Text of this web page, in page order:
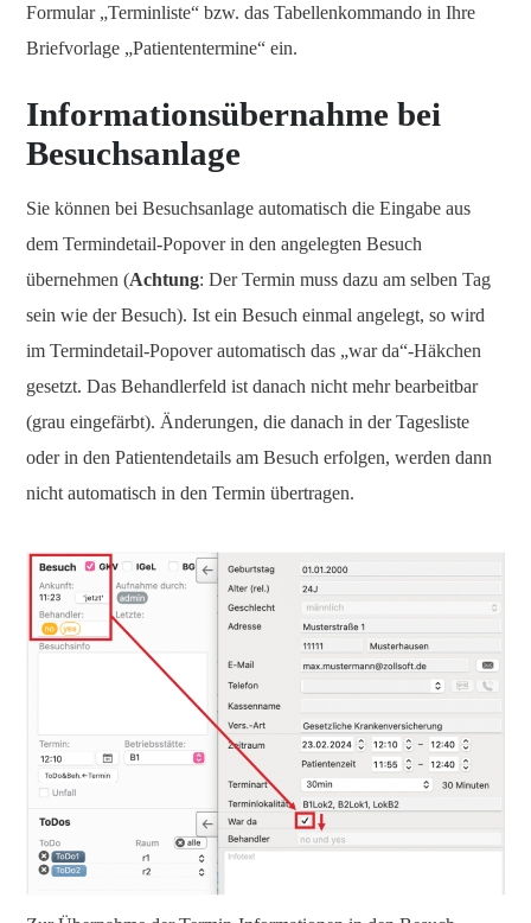
Formular „Terminliste“ bzw. das Tabellenkommando in Ihre
Briefvorlage „Patiententermine“ ein.
Informationsübernahme bei
Besuchsanlage
Sie können bei Besuchsanlage automatisch die Eingabe aus
dem Termindetail-Popover in den angelegten Besuch
übernehmen (Achtung: Der Termin muss dazu am selben Tag
sein wie der Besuch). Ist ein Besuch einmal angelegt, so wird
im Termindetail-Popover automatisch das „war da“-Häkchen
gesetzt. Das Behandlerfeld ist danach nicht mehr bearbeitbar
(grau eingefärbt). Änderungen, die danach in der Tagesliste
oder in den Patientendetails am Besuch erfolgen, werden dann
nicht automatisch in den Termin übertragen.